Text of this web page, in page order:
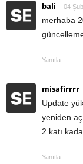
bali 04
merhaba
Yanıtla
misafirrrr
Update
yeniden
2 katı
Yanıtla